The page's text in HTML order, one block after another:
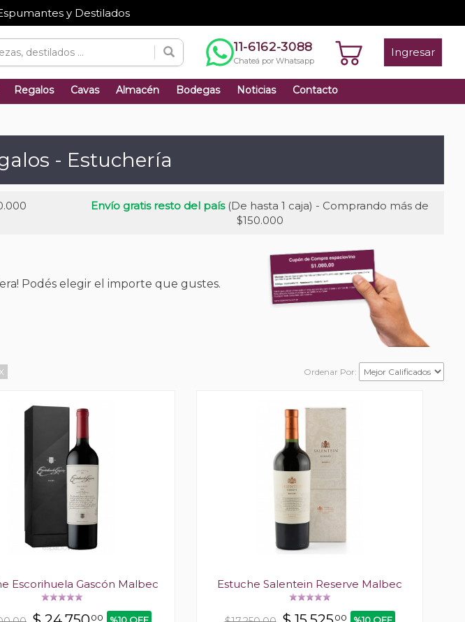
y Destilados
11-6162-3088
Chateá por Whatsapp
Ingresar
Regalos Cavas Almacén Bodegas Noticias Contacto
- Estuchería
Envío gratis resto del país(De hasta 1 caja) - Comprando más de
$150.000
Podés elegir el importe que gustes.
X Ordenar Por:
Escorihuela Gascón Malbec
00 %10 OFF
Estuche Salentein Reserve Malbec
00 %10 OFF